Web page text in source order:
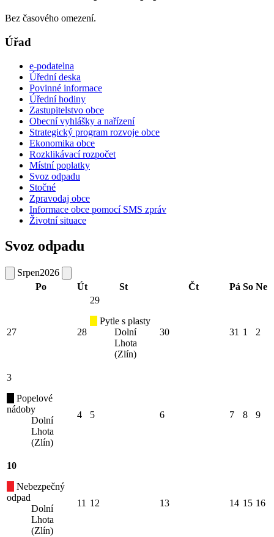
Bez časového omezení.
Úřad
e-podatelna
Úřední deska
Povinné informace
Úřední hodiny
Zastupitelstvo obce
Obecní vyhlášky a nařízení
Strategický program rozvoje obce
Ekonomika obce
Rozklikávací rozpočet
Místní poplatky
Svoz odpadu
Stočné
Zpravodaj obce
Informace obce pomocí SMS zpráv
Životní situace
Svoz odpadu
Srpen2026
Po
Út St Čt Pá So Ne
27 28
29
Pytle s plasty
Dolní
Lhota
(Zlín)
30 31 1 2
3
Popelové
nádoby
Dolní
Lhota
(Zlín)
4 5 6 7 8 9
10
Nebezpečný
odpad
Dolní
Lhota
(Zlín)
11 12 13 14 15 16